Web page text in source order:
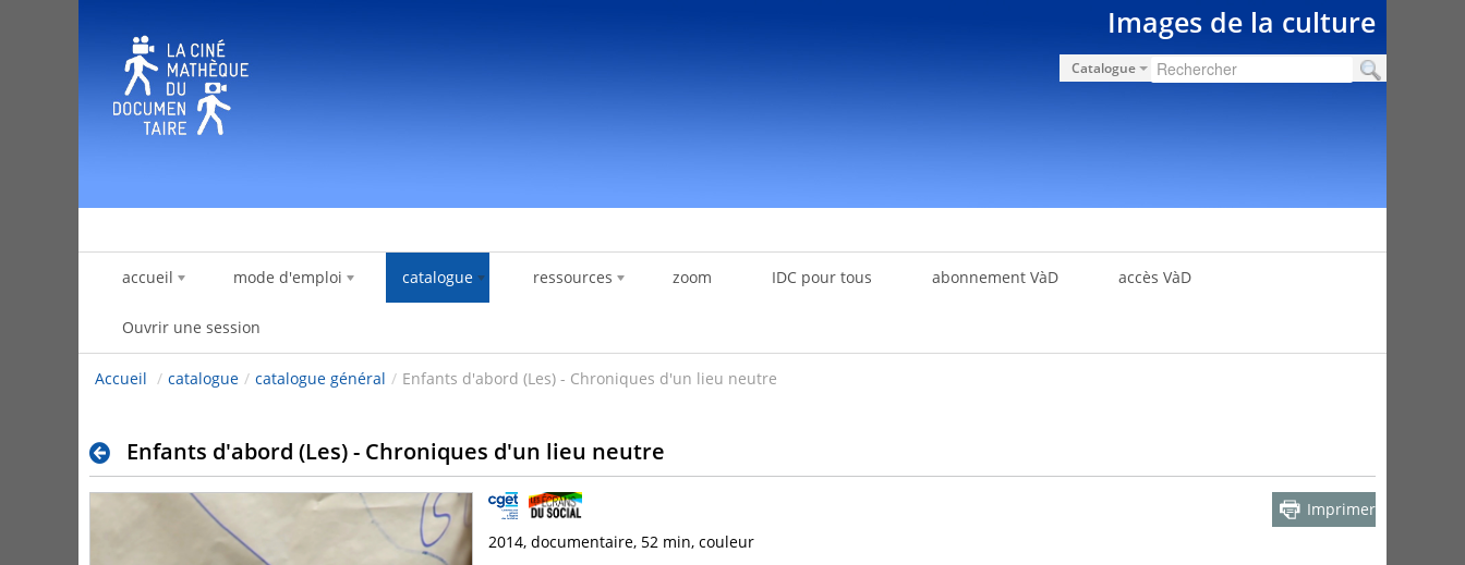
Images de la culture
Catalogue
accueil mode d'emploi catalogue ressources zoom IDC pour tous abonnement VàD accès VàD
Ouvrir une session
Accueil / catalogue / catalogue général / Enfants d'abord (Les) - Chroniques d'un lieu neutre
Enfants d'abord (Les) - Chroniques d'un lieu neutre
Imprimer
2014, documentaire, 52 min, couleur